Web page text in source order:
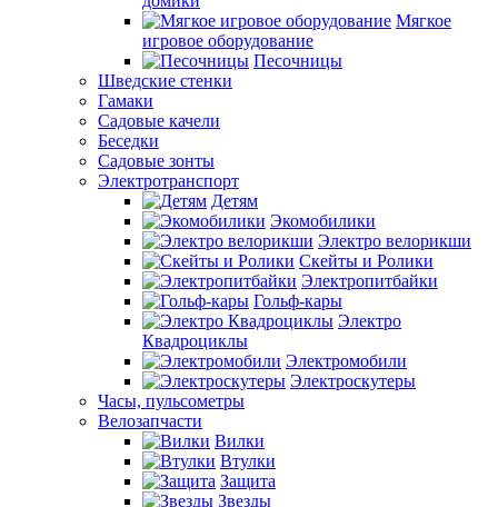
Мягкое
игровое оборудование
Песочницы
Шведские стенки
Гамаки
Садовые качели
Беседки
Садовые зонты
Электротранспорт
Детям
Экомобилики
Электро велорикши
Скейты и Ролики
Электропитбайки
Гольф-кары
Электро
Квадроциклы
Электромобили
Электроскутеры
Часы, пульсометры
Велозапчасти
Вилки
Втулки
Защита
Звезды